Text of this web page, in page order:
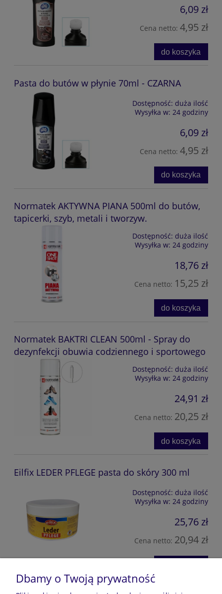
6,09 zł
Cena netto: 4,95 zł
do koszyka
Pasta do butów w płynie 70ml - CZARNA
Dostępność: duża ilość
Wysyłka w: 24 godziny
6,09 zł
Cena netto: 4,95 zł
do koszyka
Normatek AKTYWNA PIANA 500ml do butów,
tapicerki, szyb, metali i tworzyw.
Dostępność: duża ilość
Wysyłka w: 24 godziny
18,76 zł
Cena netto: 15,25 zł
do koszyka
Normatek BAKTRI CLEAN 500ml - Spray do
dezynfekcji obuwia codziennego i sportowego
Dostępność: duża ilość
Wysyłka w: 24 godziny
24,91 zł
Cena netto: 20,25 zł
do koszyka
Eilfix LEDER PFLEGE pasta do skóry 300 ml
Dostępność: duża ilość
Wysyłka w: 24 godziny
25,76 zł
Cena netto: 20,94 zł
Dbamy o Twoją prywatność